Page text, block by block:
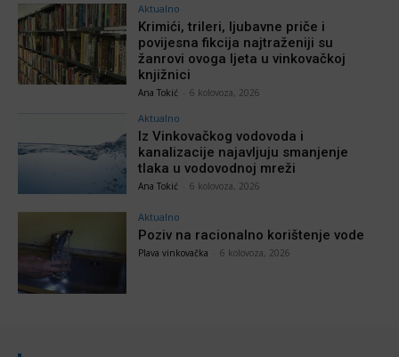
Aktualno
Krimići, trileri, ljubavne priče i
povijesna fikcija najtraženiji su
žanrovi ovoga ljeta u vinkovačkoj
knjižnici
Ana Tokić 6 kolovoza, 2026
Aktualno
Iz Vinkovačkog vodovoda i
kanalizacije najavljuju smanjenje
tlaka u vodovodnoj mreži
Ana Tokić 6 kolovoza, 2026
Aktualno
Poziv na racionalno korištenje vode
Plava vinkovačka 6 kolovoza, 2026